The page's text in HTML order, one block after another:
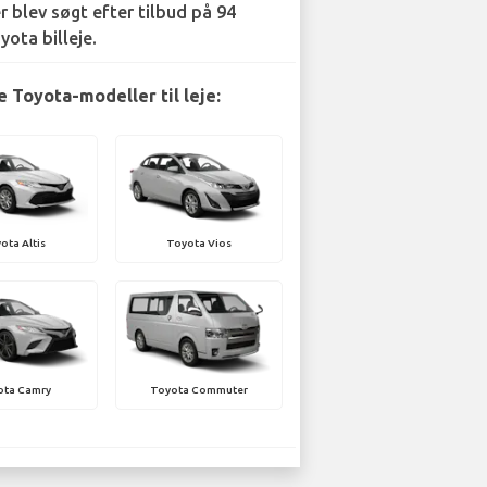
blev søgt efter tilbud på 94
billeje.
Toyota-modeller til leje:
Altis Toyota Vios
Camry Toyota Commuter